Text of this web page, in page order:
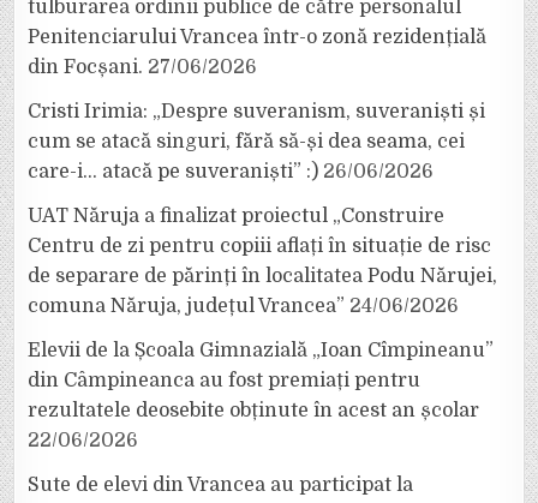
tulburarea ordinii publice de către personalul
Penitenciarului Vrancea într-o zonă rezidențială
din Focșani. 27/06/2026
Cristi Irimia: „Despre suveranism, suveraniști și
cum se atacă singuri, fără să-și dea seama, cei
care-i… atacă pe suveraniști” :) 26/06/2026
UAT Năruja a finalizat proiectul „Construire
Centru de zi pentru copiii aflați în situație de risc
de separare de părinți în localitatea Podu Nărujei,
comuna Năruja, județul Vrancea” 24/06/2026
Elevii de la Școala Gimnazială „Ioan Cîmpineanu”
din Câmpineanca au fost premiați pentru
rezultatele deosebite obținute în acest an școlar
22/06/2026
Sute de elevi din Vrancea au participat la